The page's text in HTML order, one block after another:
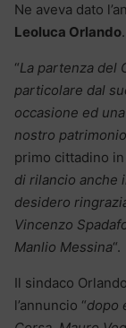
Ne aveva dato
Leoluca Orlando.
“La partenza del
particolare dal
occasione ed
nostro
primo cittadino
di rilancio anche
desidero
Vincenzo
Manlio Messina“.
Il sindaco
l’annuncio “dopo